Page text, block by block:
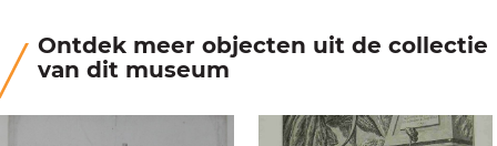
Ontdek meer objecten uit de collectie
van dit museum